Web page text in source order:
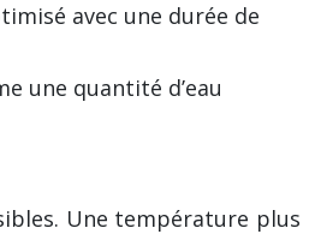
avec une durée de
une quantité d’eau
Une température plus